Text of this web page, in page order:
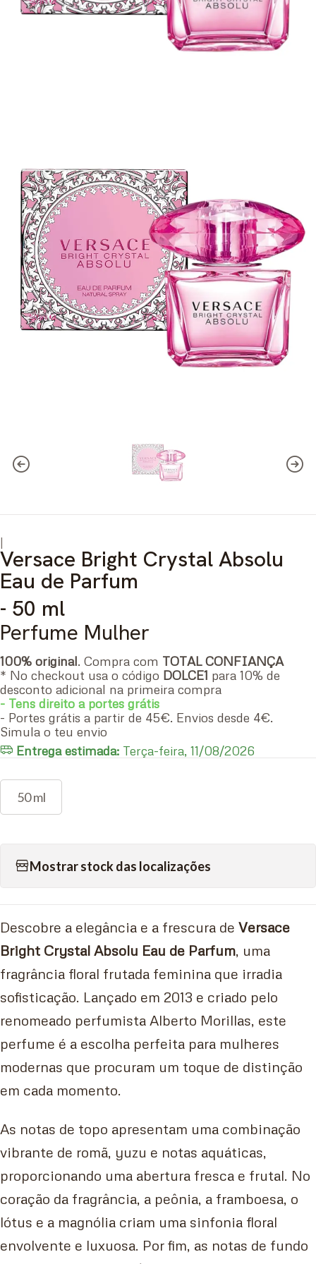
|
Versace Bright Crystal Absolu
Eau de Parfum
- 50 ml
Perfume Mulher
100% original. Compra com TOTAL CONFIANÇA
* No checkout usa o código DOLCE1 para 10% de
desconto adicional na primeira compra
- Tens direito a portes grátis
- Portes grátis a partir de 45€. Envios desde 4€.
Simula o teu envio
Entrega estimada: Terça-feira, 11/08/2026
50 ml
Mostrar stock das localizações
Descobre a elegância e a frescura de Versace
Bright Crystal Absolu Eau de Parfum , uma
fragrância floral frutada feminina que irradia
sofisticação. Lançado em 2013 e criado pelo
renomeado perfumista Alberto Morillas, este
perfume é a escolha perfeita para mulheres
modernas que procuram um toque de distinção
em cada momento.
As notas de topo apresentam uma combinação
vibrante de romã, yuzu e notas aquáticas,
proporcionando uma abertura fresca e frutal. No
coração da fragrância, a peônia, a framboesa, o
lótus e a magnólia criam uma sinfonia floral
envolvente e luxuosa. Por fim, as notas de fundo